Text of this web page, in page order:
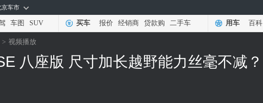
京车市
车图 SUV 买车 报价 经销商 贷款购 二手车 用车 百科
> 视频播放
八座版 尺寸加长越野能力丝毫不减？